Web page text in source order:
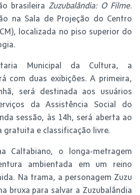
brasileira Zuzubalândia: O Filme.
na Sala de Projeção do Centro
localizada no piso superior do
Municipal da Cultura, a
com duas exibições. A primeira,
será destinada aos usuários
da Assistência Social do
sessão, às 14h, será aberta ao
gratuita e classificação livre.
Caltabiano, o longa-metragem
ambientada em um reino
Na trama, a personagem Zuzu
bruxa para salvar a Zuzubalândia